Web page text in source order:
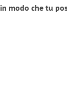
modo che tu